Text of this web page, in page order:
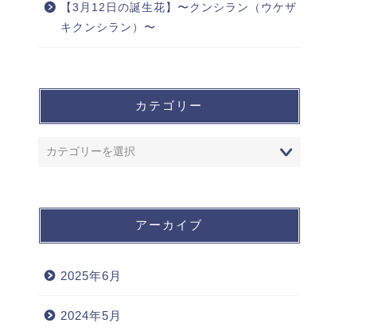
【3月12日の誕生花】〜クンシラン（ウケザ
キクンシラン）〜
カテゴリー
アーカイブ
2025年6月
2024年5月